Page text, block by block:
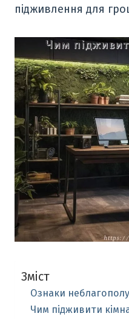
підживлення для
Зміст
Ознаки
Чим підживити